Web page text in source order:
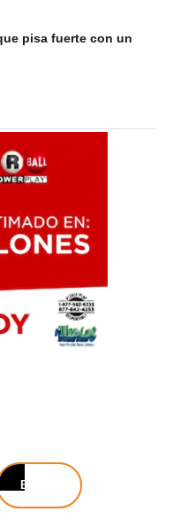
pisa fuerte con un
Buscar